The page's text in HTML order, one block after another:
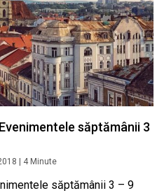
săptămânii 3
4 Minute
săptămânii 3 – 9